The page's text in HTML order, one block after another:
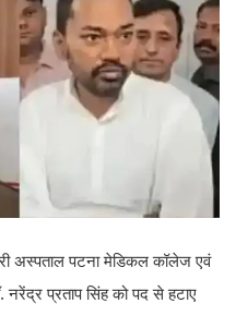
अस्पताल पटना मेडिकल कॉलेज एवं
नरेंद्र प्रताप सिंह को पद से हटाए